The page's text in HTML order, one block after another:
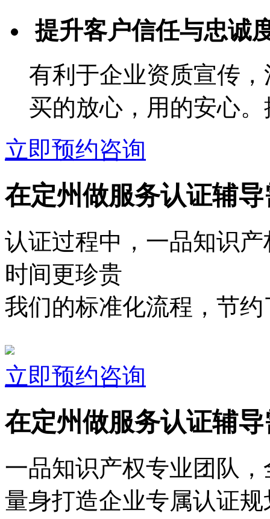
提升客户信任与忠诚
有利于企业资质宣传
买的放心，用的安心
立即预约咨询
在定州做服务认证辅
认证过程中，一品知识
时间更珍贵
我们的标准化流程，节
立即预约咨询
在定州做服务认证辅
一品知识产权专业团队
量身打造企业专属认证